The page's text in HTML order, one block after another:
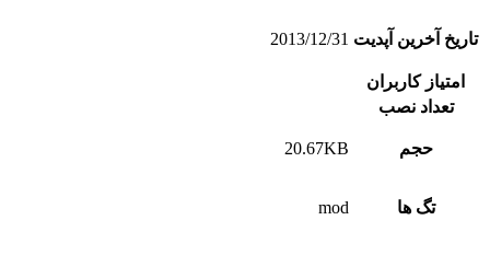
تاریخ آخرین آپدیت 2013/12/31
امتیاز کاربران
تعداد نصب
حجم 20.67KB
تگ ها mod